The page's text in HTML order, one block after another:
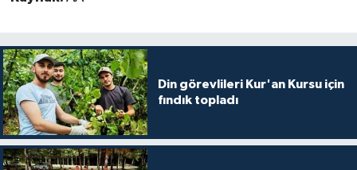
Din görevlileri Kur'an Kursu için
fındık topladı
Kırklareli Müftülüğü
Kırşehir Müftülüğü
Kocaeli Müftülüğü